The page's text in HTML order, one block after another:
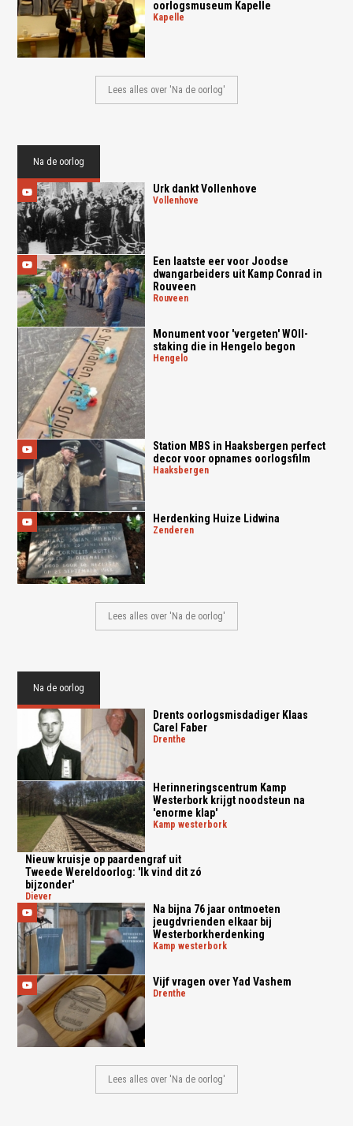
oorlogsmuseum Kapelle
kapelle
Lees alles over 'Na de oorlog'
Na de oorlog
Urk dankt Vollenhove
vollenhove
Een laatste eer voor Joodse
dwangarbeiders uit Kamp Conrad in
Rouveen
rouveen
Monument voor 'vergeten' WOII-
staking die in Hengelo begon
hengelo
Station MBS in Haaksbergen perfect
decor voor opnames oorlogsfilm
haaksbergen
Herdenking Huize Lidwina
zenderen
Lees alles over 'Na de oorlog'
Na de oorlog
Drents oorlogsmisdadiger Klaas
Carel Faber
drenthe
Herinneringscentrum Kamp
Westerbork krijgt noodsteun na
'enorme klap'
kamp westerbork
Nieuw kruisje op paardengraf uit
Tweede Wereldoorlog: 'Ik vind dit zó
bijzonder'
diever
Na bijna 76 jaar ontmoeten
jeugdvrienden elkaar bij
Westerborkherdenking
kamp westerbork
Vijf vragen over Yad Vashem
drenthe
Lees alles over 'Na de oorlog'